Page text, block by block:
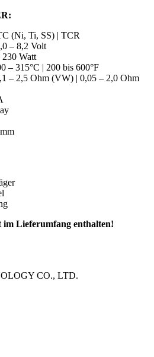
(Ni, Ti, SS) | TCR
– 8,2 Volt
230 Watt
– 315°C | 200 bis 600°F
– 2,5 Ohm (VW) | 0,05 – 2,0 Ohm
im Lieferumfang enthalten!
CO., LTD.